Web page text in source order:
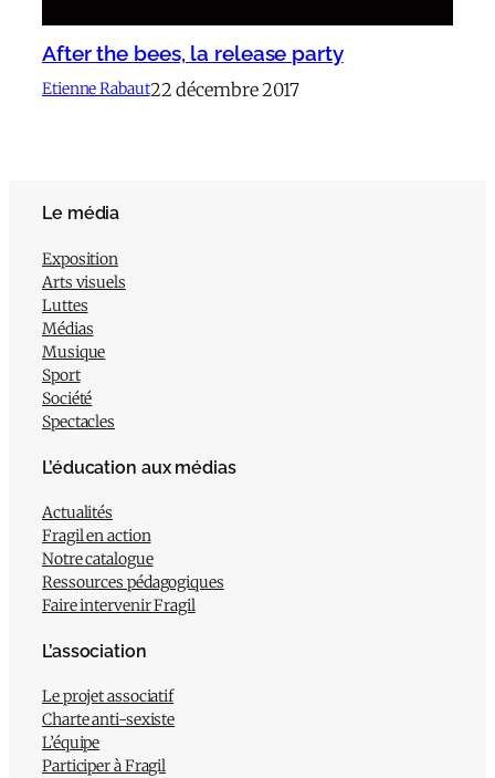
After the bees, la release party
Etienne Rabaut22 décembre 2017
Le média
Exposition
Arts visuels
Luttes
Médias
Musique
Sport
Société
Spectacles
L’éducation aux médias
Actualités
Fragil en action
Notre catalogue
Ressources pédagogiques
Faire intervenir Fragil
L’association
Le projet associatif
Charte anti-sexiste
L’équipe
Participer à Fragil